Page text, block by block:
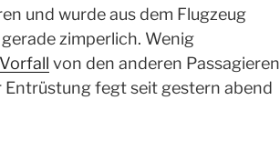
und wurde aus dem Flugzeug
zimperlich. Wenig
Vorfall von den anderen Passagieren
fegt seit gestern abend